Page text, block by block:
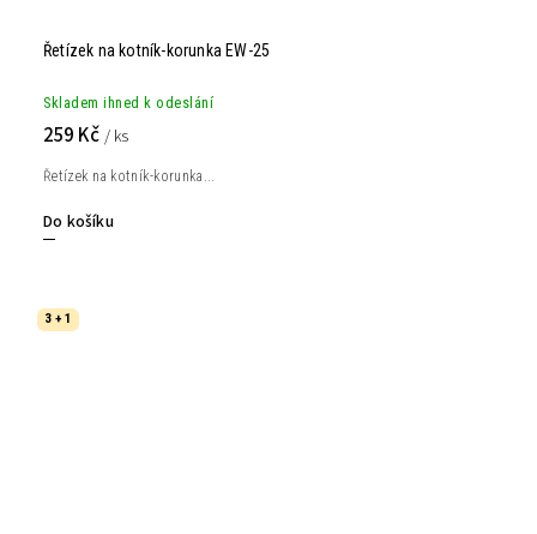
Řetízek na kotník-korunka EW-25
Skladem ihned k odeslání
259 Kč / ks
Do košíku
Řetízek na kotník-korunka...
3 + 1